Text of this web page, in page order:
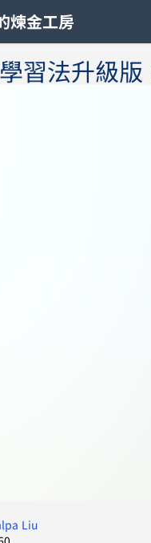
煉金工房
習法升級
Liu